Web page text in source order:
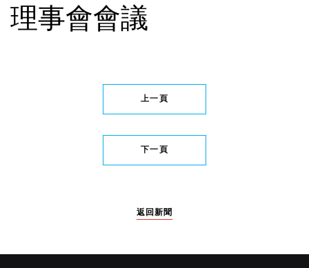
理事會會議
上一頁
下一頁
返回新聞